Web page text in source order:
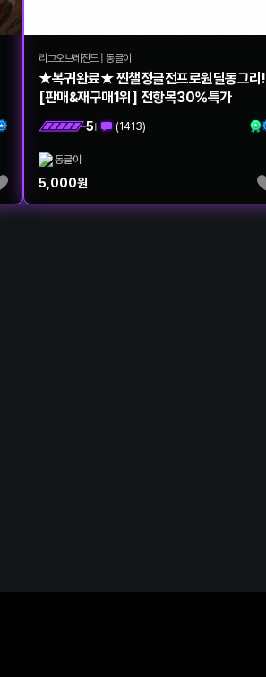
리그오브레전드| 동글이
★복귀완료★ 찐챌정글전프로원딜동그리!
[판매&재구매1위] 전항목30%특가
5| (1413)
동글이
5,000원